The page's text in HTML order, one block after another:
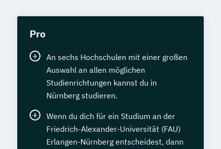
Pro
An sechs Hochschulen mit einer großen
Auswahl an allen möglichen
Studienrichtungen kannst du in
Nürnberg studieren.
Wenn du dich für ein Studium an der
Friedrich-Alexander-Universität (FAU)
Erlangen-Nürnberg entscheidest, dann